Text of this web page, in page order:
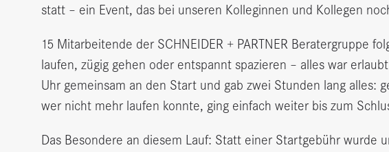
statt – ein Event, das bei unseren Kolleginnen und Kollegen
15 Mitarbeitende der SCHNEIDER + PARTNER Beratergruppe
laufen, zügig gehen oder entspannt spazieren – alles war
Uhr gemeinsam an den Start und gab zwei Stunden lang alles:
wer nicht mehr laufen konnte, ging einfach weiter bis zum
Das Besondere an diesem Lauf: Statt einer Startgebühr wurde